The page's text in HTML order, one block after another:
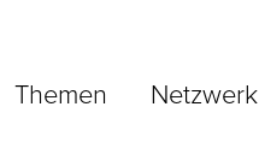
Themen Netzwerk